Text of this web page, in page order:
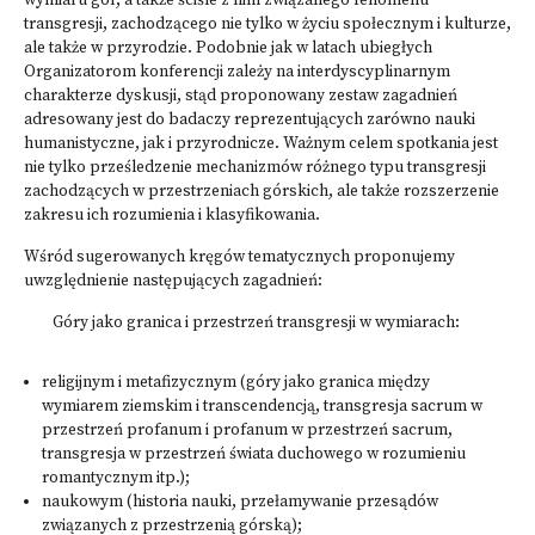
transgresji, zachodzącego nie tylko w życiu społecznym i kulturze,
ale także w przyrodzie. Podobnie jak w latach ubiegłych
Organizatorom konferencji zależy na interdyscyplinarnym
charakterze dyskusji, stąd proponowany zestaw zagadnień
adresowany jest do badaczy reprezentujących zarówno nauki
humanistyczne, jak i przyrodnicze. Ważnym celem spotkania jest
nie tylko prześledzenie mechanizmów różnego typu transgresji
zachodzących w przestrzeniach górskich, ale także rozszerzenie
zakresu ich rozumienia i klasyfikowania.
Wśród sugerowanych kręgów tematycznych proponujemy
uwzględnienie następujących zagadnień:
Góry jako granica i przestrzeń transgresji w wymiarach:
religijnym i metafizycznym (góry jako granica między
wymiarem ziemskim i transcendencją, transgresja sacrum w
przestrzeń profanum i profanum w przestrzeń sacrum,
transgresja w przestrzeń świata duchowego w rozumieniu
romantycznym itp.);
naukowym (historia nauki, przełamywanie przesądów
związanych z przestrzenią górską);